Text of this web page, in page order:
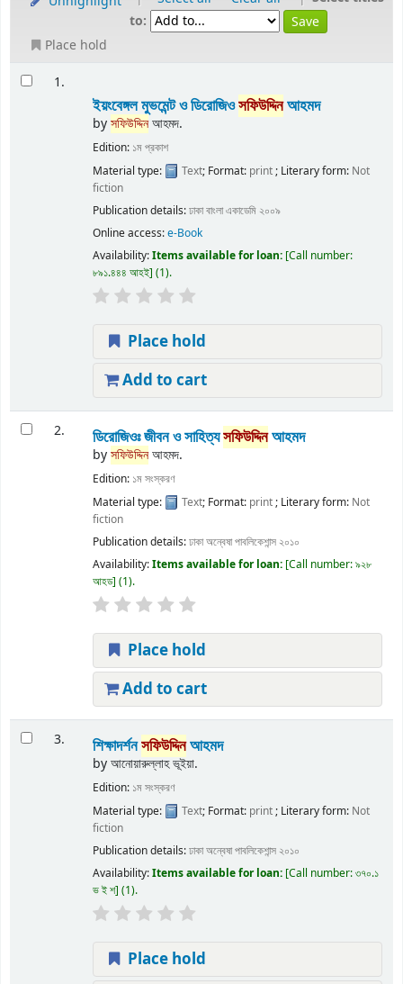
to:
Place hold
1.
ইয়ংবেঙ্গল মুভমেন্ট ও ডিরোজিওসফিউদ্দিনআহমদ
byসফিউদ্দিনআহমদ.
Edition: ১ম প্রকাশ
Material type:
Text; Format: print ; Literary form: Not
fiction
Publication details:ঢাকাবাংলা একাডেমি ২০০৯
Online access:e-Book
Availability:Items available for loan: Call number:
৮৯১.৪৪৪ আহই (1).
Place hold
Add to cart
2. ডিরোজিওঃ জীবন ও সাহিত্যসফিউদ্দিনআহমদ
byসফিউদ্দিনআহমদ.
Edition: ১ম সংস্করণ
Material type:
Text; Format: print; Literary form: Not
fiction
Publication details:ঢাকাঅন্বেষা পাবলিকেশান্স ২০১০
Availability:Items available for loan: Call number:৯২৮
আহড (1).
Place hold
Add to cart
3. শিক্ষাদর্শনসফিউদ্দিনআহমদ
byআনোয়ারুল্লাহ ভূইয়া.
Edition: ১ম সংস্করণ
Material type:
Text; Format: print ; Literary form: Not
fiction
Publication details:ঢাকাঅন্বেষা পাবলিকেশান্স ২০১০
Availability:Items available for loan: Call number:৩৭০.১
ভ ই শ (1).
Place hold